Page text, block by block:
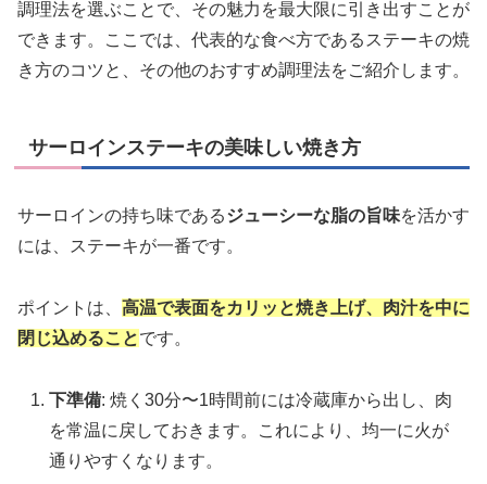
調理法を選ぶことで、その魅力を最大限に引き出すことが
できます。ここでは、代表的な食べ方であるステーキの焼
き方のコツと、その他のおすすめ調理法をご紹介します。
サーロインステーキの美味しい焼き方
サーロインの持ち味であるジューシーな脂の旨味を活かす
には、ステーキが一番です。
ポイントは、 高温で表面をカリッと焼き上げ、肉汁を中に
閉じ込めることです。
下準備: 焼く30分〜1時間前には冷蔵庫から出し、肉
を常温に戻しておきます。これにより、均一に火が
通りやすくなります。